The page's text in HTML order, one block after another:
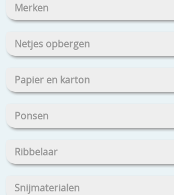
Merken
Netjes opbergen
Papier en karton
Ponsen
Ribbelaar
Snijmaterialen